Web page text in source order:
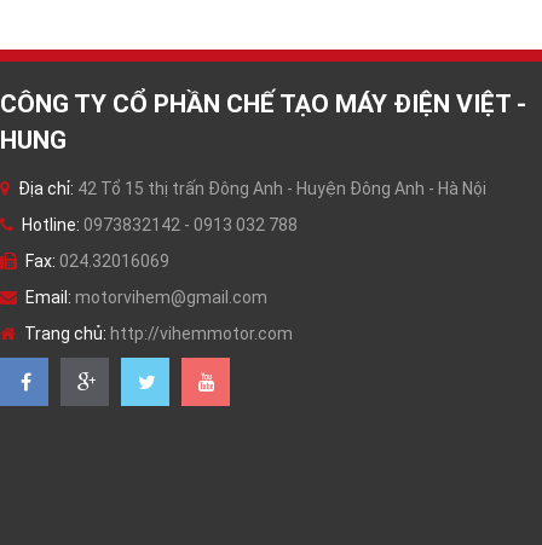
CÔNG TY CỔ PHẦN CHẾ TẠO MÁY ĐIỆN VIỆT -
HUNG
Địa chỉ: 42 Tổ 15 thị trấn Đông Anh - Huyện Đông Anh - Hà Nội
Hotline: 0973832142 - 0913 032 788
Fax: 024.32016069
Email: motorvihem@gmail.com
Trang chủ: http://vihemmotor.com